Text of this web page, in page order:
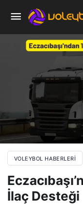
VOLEYBOL HABERLERI
İlaç Desteği